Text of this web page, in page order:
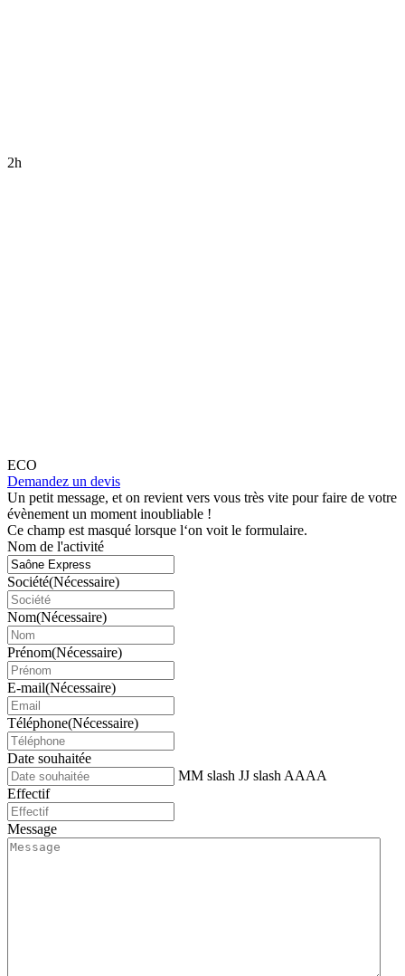
2h
ECO
Demandez un devis
Un petit message, et on revient vers vous très vite pour faire de votre
évènement un moment inoubliable !
Ce champ est masqué lorsque l‘on voit le formulaire.
Nom de l'activité
Société(Nécessaire)
Nom(Nécessaire)
Prénom(Nécessaire)
E-mail(Nécessaire)
Téléphone(Nécessaire)
Date souhaitée
MM slash JJ slash AAAA
Effectif
Message